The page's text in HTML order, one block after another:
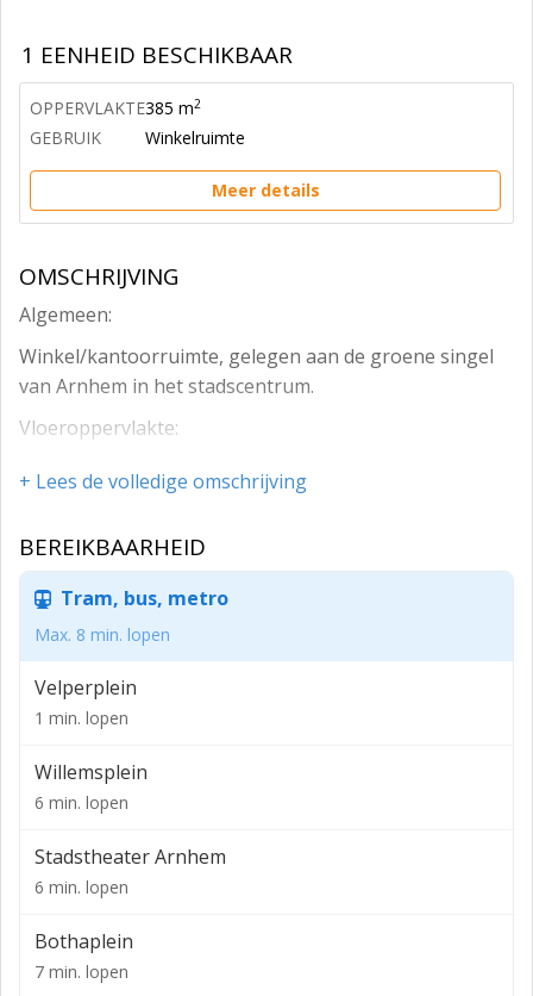
1 EENHEID BESCHIKBAAR
OPPERVLAKTE385 m2
GEBRUIK Winkelruimte
Meer details
OMSCHRIJVING
Algemeen:
Winkel/kantoorruimte, gelegen aan de groene singel
van Arnhem in het stadscentrum.
Vloeroppervlakte:
Voor verhuur is beschikbaar een totale oppervlakte
van 385 m² (VVO) winkelruimte, als volgt verdeeld:
Kelder: 172 m²
Begane grond (winkel/kantoor): 213 m²
Opleveringsniveau:
De kantoor/winkelruimte wordt aangeboden in de
huidige staat, onder andere voorzien van de
navolgende voorzieningen:
- Centrale verwarming middels radiatoren;
- Diverse verlichtingsarmaturen;
- Toilet;
- Pantry;
- Huidige vloerbekleding.
Locatie:
+ Lees de volledige omschrijving
BEREIKBAARHEID
Tram, bus, metro
Max. 8 min. lopen
Velperplein
1 min. lopen
Willemsplein
6 min. lopen
Stadstheater Arnhem
6 min. lopen
Bothaplein
7 min. lopen